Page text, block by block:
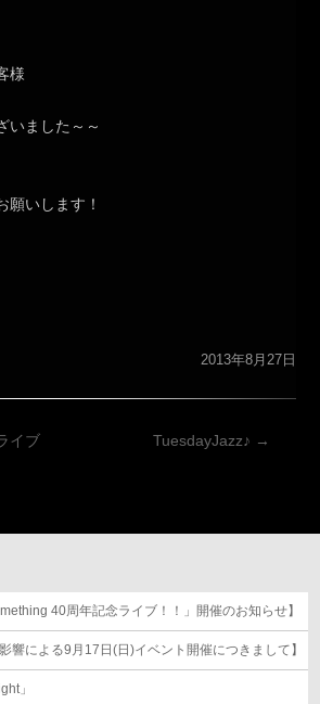
様
いました～～
願いします！
2013年8月27日
イブ TuesdayJazz♪ →
40周年記念ライブ！！」開催のお知らせ】
響による9月17日(日)イベント開催につきまして】
」